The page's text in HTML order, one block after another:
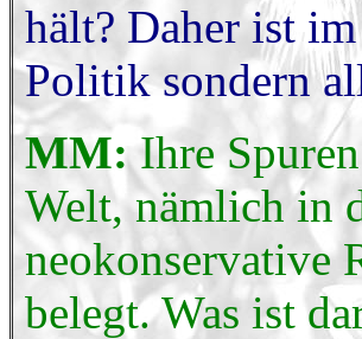
hält? Daher ist
Politik sondern
MM:Ihre
Welt, nämlich in
neokonservative
belegt. Was ist